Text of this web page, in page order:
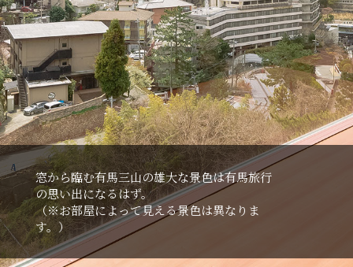
窓から臨む有⾺三⼭の雄⼤な景⾊は有⾺旅⾏
の思い出になるはず。
（※お部屋によって⾒える景⾊は異なりま
す。）